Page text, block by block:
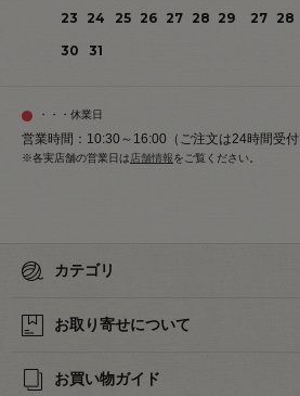
23
24 25 26 27 28 29
30
31
27 28
・・・休業日
営業時間：10:30～16:00（ご注文は24時間受付
※各実店舗の営業日は店舗情報をご覧ください。
カテゴリ
お取り寄せについて
お買い物ガイド